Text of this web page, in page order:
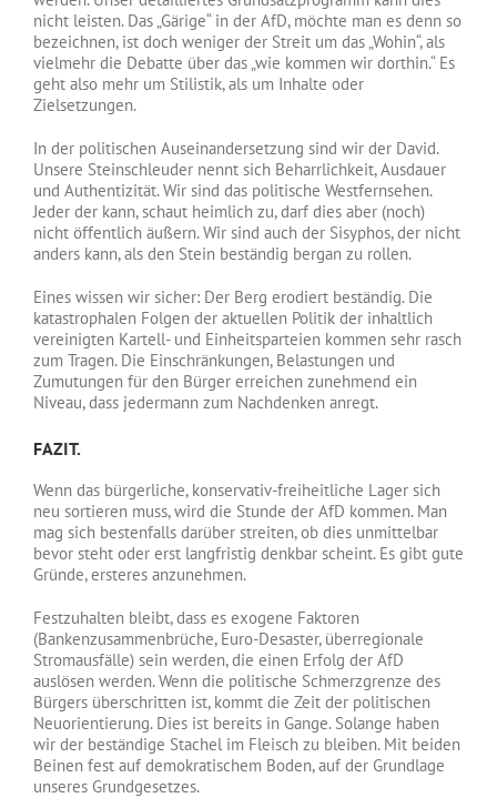
nicht leisten. Das „Gärige“ in der AfD, möchte man es denn so
bezeichnen, ist doch weniger der Streit um das „Wohin“, als
vielmehr die Debatte über das „wie kommen wir dorthin.“ Es
geht also mehr um Stilistik, als um Inhalte oder
Zielsetzungen.
In der politischen Auseinandersetzung sind wir der David.
Unsere Steinschleuder nennt sich Beharrlichkeit, Ausdauer
und Authentizität. Wir sind das politische Westfernsehen.
Jeder der kann, schaut heimlich zu, darf dies aber (noch)
nicht öffentlich äußern. Wir sind auch der Sisyphos, der nicht
anders kann, als den Stein beständig bergan zu rollen.
Eines wissen wir sicher: Der Berg erodiert beständig. Die
katastrophalen Folgen der aktuellen Politik der inhaltlich
vereinigten Kartell- und Einheitsparteien kommen sehr rasch
zum Tragen. Die Einschränkungen, Belastungen und
Zumutungen für den Bürger erreichen zunehmend ein
Niveau, dass jedermann zum Nachdenken anregt.
FAZIT.
Wenn das bürgerliche, konservativ-freiheitliche Lager sich
neu sortieren muss, wird die Stunde der AfD kommen. Man
mag sich bestenfalls darüber streiten, ob dies unmittelbar
bevor steht oder erst langfristig denkbar scheint. Es gibt gute
Gründe, ersteres anzunehmen.
Festzuhalten bleibt, dass es exogene Faktoren
(Bankenzusammenbrüche, Euro-Desaster, überregionale
Stromausfälle) sein werden, die einen Erfolg der AfD
auslösen werden. Wenn die politische Schmerzgrenze des
Bürgers überschritten ist, kommt die Zeit der politischen
Neuorientierung. Dies ist bereits in Gange. Solange haben
wir der beständige Stachel im Fleisch zu bleiben. Mit beiden
Beinen fest auf demokratischem Boden, auf der Grundlage
unseres Grundgesetzes.